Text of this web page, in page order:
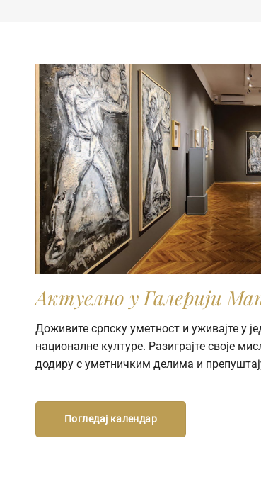
Актуелно у Галерији
Доживите српску уметност и уживајте у
националне културе. Разиграјте своје
додиру с уметничким делима и
Погледај календар